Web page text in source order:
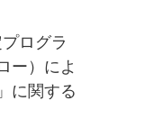
ログラ
ー）によ
に関する